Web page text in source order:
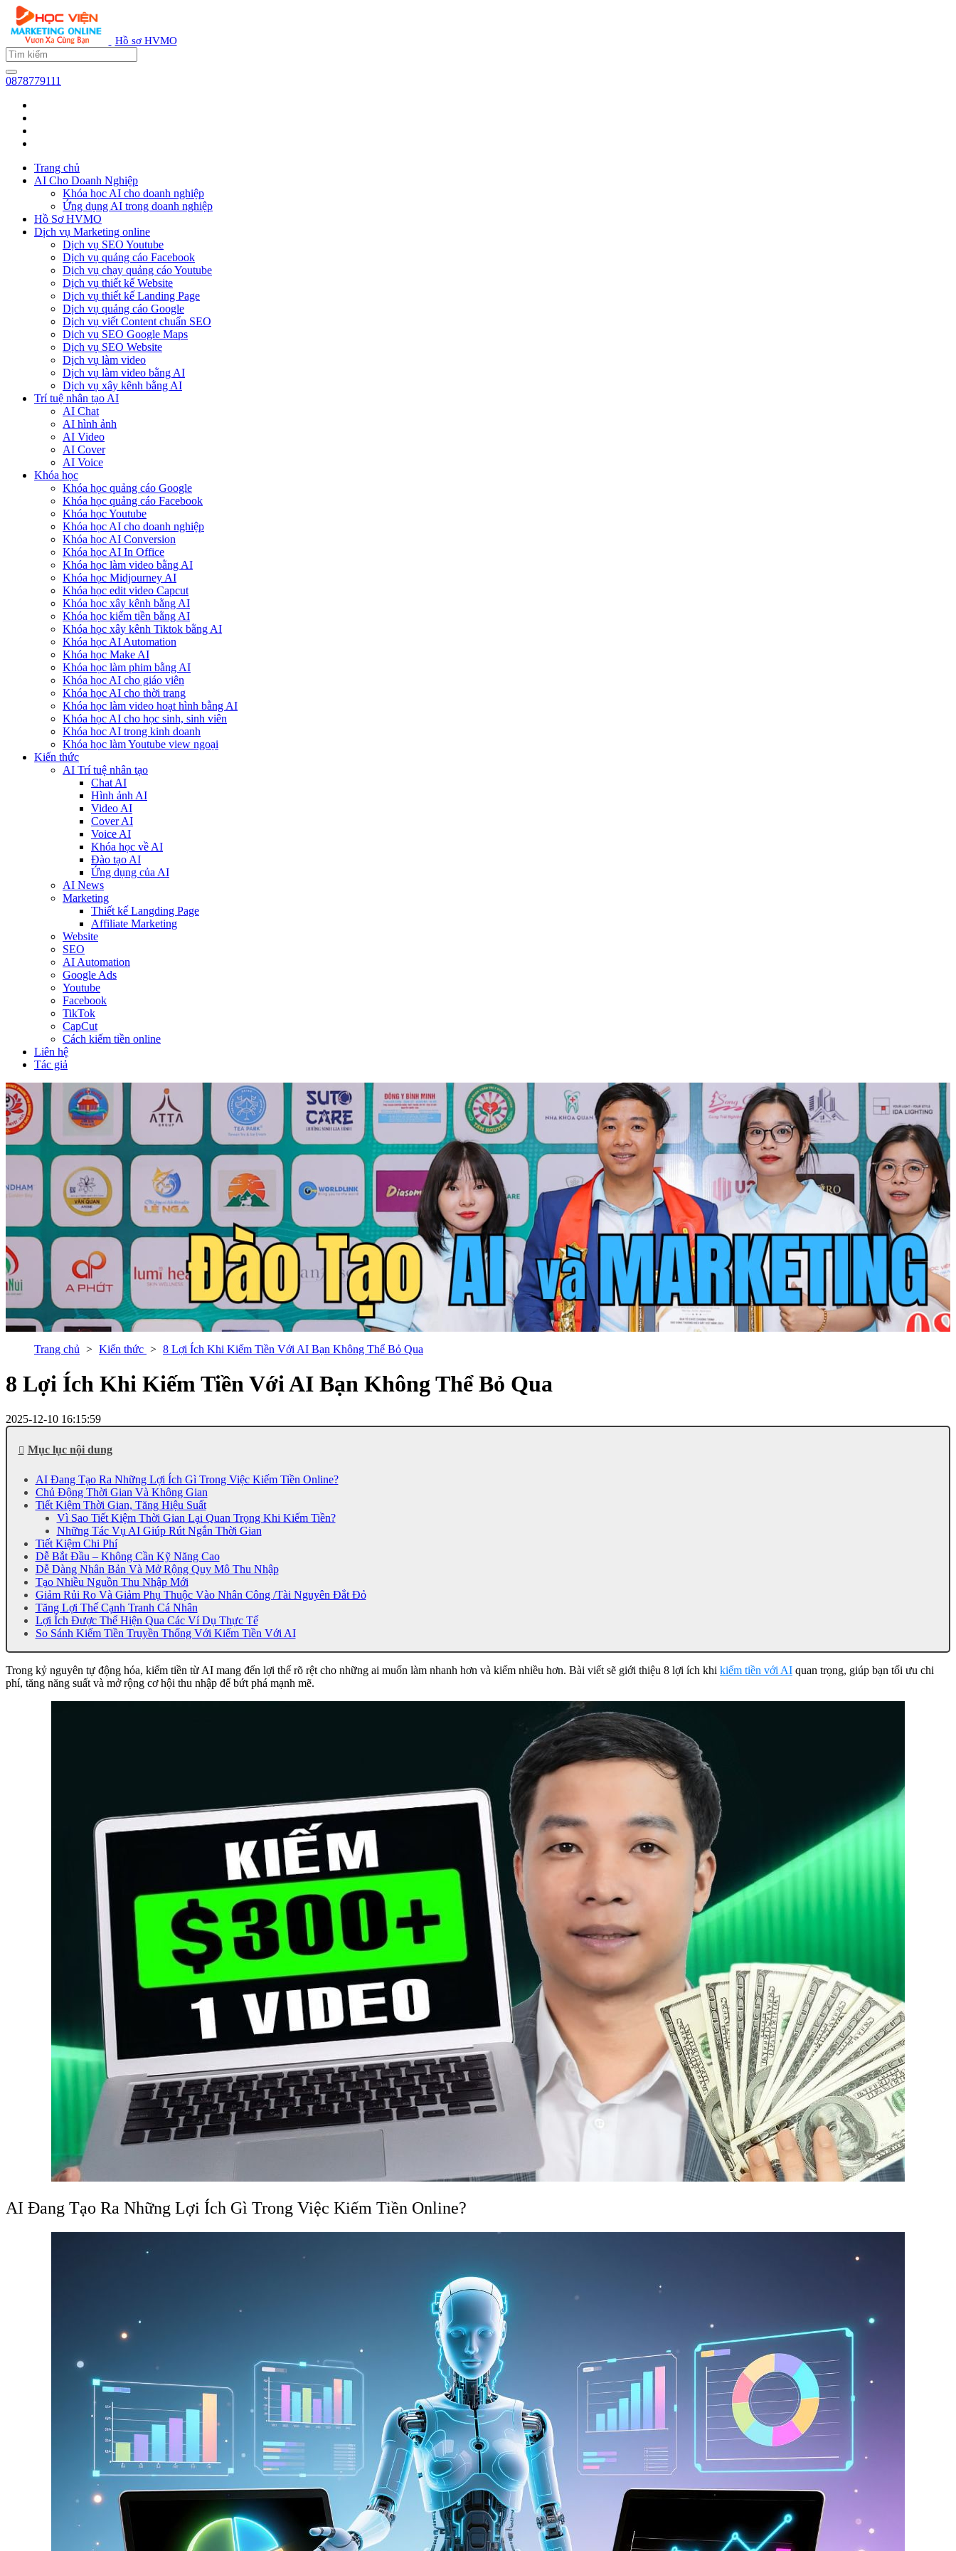
Hồ sơ HVMO
0878779111
Trang chủ
AI Cho Doanh Nghiệp
Khóa học AI cho doanh nghiệp
Ứng dụng AI trong doanh nghiệp
Hồ Sơ HVMO
Dịch vụ Marketing online
Dịch vụ SEO Youtube
Dịch vụ quảng cáo Facebook
Dịch vụ chạy quảng cáo Youtube
Dịch vụ thiết kế Website
Dịch vụ thiết kế Landing Page
Dịch vụ quảng cáo Google
Dịch vụ viết Content chuẩn SEO
Dịch vụ SEO Google Maps
Dịch vụ SEO Website
Dịch vụ làm video
Dịch vụ làm video bằng AI
Dịch vụ xây kênh bằng AI
Trí tuệ nhân tạo AI
AI Chat
AI hình ảnh
AI Video
AI Cover
AI Voice
Khóa học
Khóa học quảng cáo Google
Khóa học quảng cáo Facebook
Khóa học Youtube
Khóa học AI cho doanh nghiệp
Khóa học AI Conversion
Khóa học AI In Office
Khóa học làm video bằng AI
Khóa học Midjourney AI
Khóa học edit video Capcut
Khóa học xây kênh bằng AI
Khóa học kiếm tiền bằng AI
Khóa học xây kênh Tiktok bằng AI
Khóa học AI Automation
Khóa học Make AI
Khóa học làm phim bằng AI
Khóa học AI cho giáo viên
Khóa học AI cho thời trang
Khóa học làm video hoạt hình bằng AI
Khóa học AI cho học sinh, sinh viên
Khóa hoc AI trong kinh doanh
Khóa học làm Youtube view ngoại
Kiến thức
AI Trí tuệ nhân tạo
Chat AI
Hình ảnh AI
Video AI
Cover AI
Voice AI
Khóa học về AI
Đào tạo AI
Ứng dụng của AI
AI News
Marketing
Thiết kế Langding Page
Affiliate Marketing
Website
SEO
AI Automation
Google Ads
Youtube
Facebook
TikTok
CapCut
Cách kiếm tiền online
Liên hệ
Tác giả
Trang chủ Kiến thức 8 Lợi Ích Khi Kiếm Tiền Với AI Bạn Không Thể Bỏ Qua
8 Lợi Ích Khi Kiếm Tiền Với AI Bạn Không Thể Bỏ Qua
2025-12-10 16:15:59
Mục lục nội dung
AI Đang Tạo Ra Những Lợi Ích Gì Trong Việc Kiếm Tiền Online?
Chủ Động Thời Gian Và Không Gian
Tiết Kiệm Thời Gian, Tăng Hiệu Suất
Vì Sao Tiết Kiệm Thời Gian Lại Quan Trọng Khi Kiếm Tiền?
Những Tác Vụ AI Giúp Rút Ngắn Thời Gian
Tiết Kiệm Chi Phí
Dễ Bắt Đầu – Không Cần Kỹ Năng Cao
Dễ Dàng Nhân Bản Và Mở Rộng Quy Mô Thu Nhập
Tạo Nhiều Nguồn Thu Nhập Mới
Giảm Rủi Ro Và Giảm Phụ Thuộc Vào Nhân Công /Tài Nguyên Đắt Đỏ
Tăng Lợi Thế Cạnh Tranh Cá Nhân
Lợi Ích Được Thể Hiện Qua Các Ví Dụ Thực Tế
So Sánh Kiếm Tiền Truyền Thống Với Kiếm Tiền Với AI
Trong kỷ nguyên tự động hóa, kiếm tiền từ AI mang đến lợi thế rõ rệt cho những ai muốn làm nhanh hơn và kiếm nhiều hơn. Bài viết sẽ giới thiệu 8 lợi ích khi kiếm tiền với AI quan trọng, giúp bạn tối ưu chi
phí, tăng năng suất và mở rộng cơ hội thu nhập để bứt phá mạnh mẽ.
AI Đang Tạo Ra Những Lợi Ích Gì Trong Việc Kiếm Tiền Online?